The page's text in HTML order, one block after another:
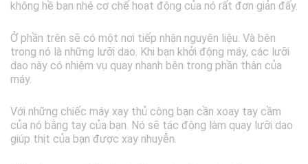
không hề bạn nhé cơ chế hoạt động của nó rất đơn giản đấy.
Ở phần trên sẽ có một nơi tiếp nhận nguyên liệu. Và bên
trong nó là những lưỡi dao. Khi bạn khởi động máy, các lưỡi
dao này có nhiệm vụ quay nhanh bên trong phần thân của
máy.
Với những chiếc máy xay thủ công bạn cần xoay tay cầm
của nó bằng tay của bạn. Nó sẽ tác động làm quay lưỡi dao
giúp thịt của bạn được xay nhuyễn.